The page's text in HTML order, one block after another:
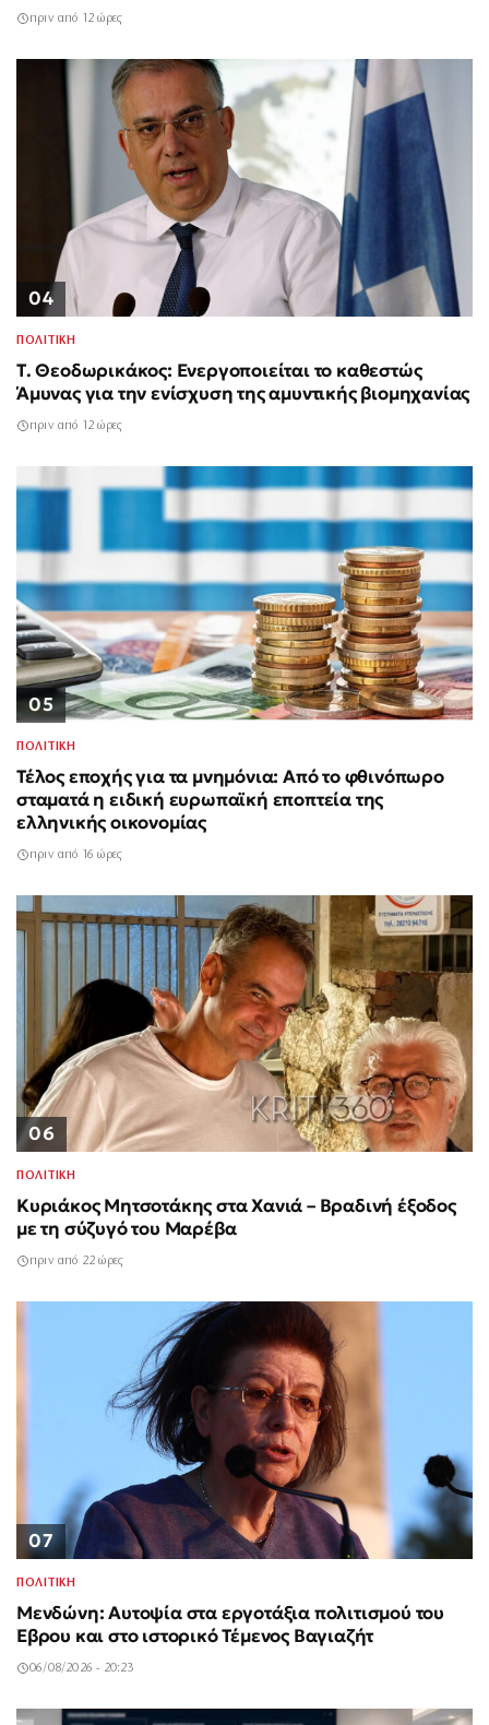
πριν από 12 ώρες
04
ΠΟΛΙΤΙΚΗ
Τ. Θεοδωρικάκος: Ενεργοποιείται το καθεστώς
Άμυνας για την ενίσχυση της αμυντικής βιομηχανίας
πριν από 12 ώρες
05
ΠΟΛΙΤΙΚΗ
Τέλος εποχής για τα μνημόνια: Από το φθινόπωρο
σταματά η ειδική ευρωπαϊκή εποπτεία της
ελληνικής οικονομίας
πριν από 16 ώρες
06
ΠΟΛΙΤΙΚΗ
Κυριάκος Μητσοτάκης στα Χανιά – Βραδινή έξοδος
με τη σύζυγό του Μαρέβα
πριν από 22 ώρες
07
ΠΟΛΙΤΙΚΗ
Μενδώνη: Αυτοψία στα εργοτάξια πολιτισμού του
Έβρου και στο ιστορικό Τέμενος Βαγιαζήτ
06/08/2026 - 20:23